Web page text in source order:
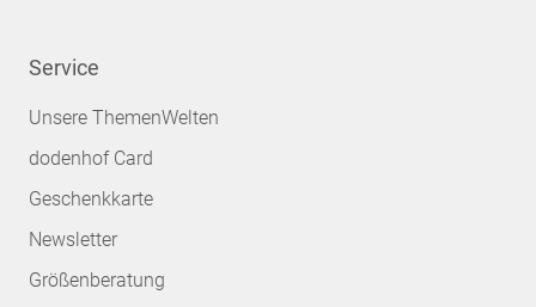
Service
Unsere ThemenWelten
dodenhof Card
Geschenkkarte
Newsletter
Größenberatung